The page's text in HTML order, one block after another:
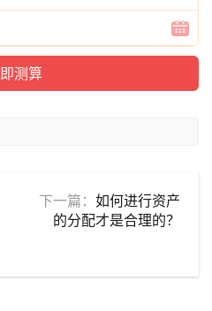
下一篇： 如何进行资产
的分配才是合理的？